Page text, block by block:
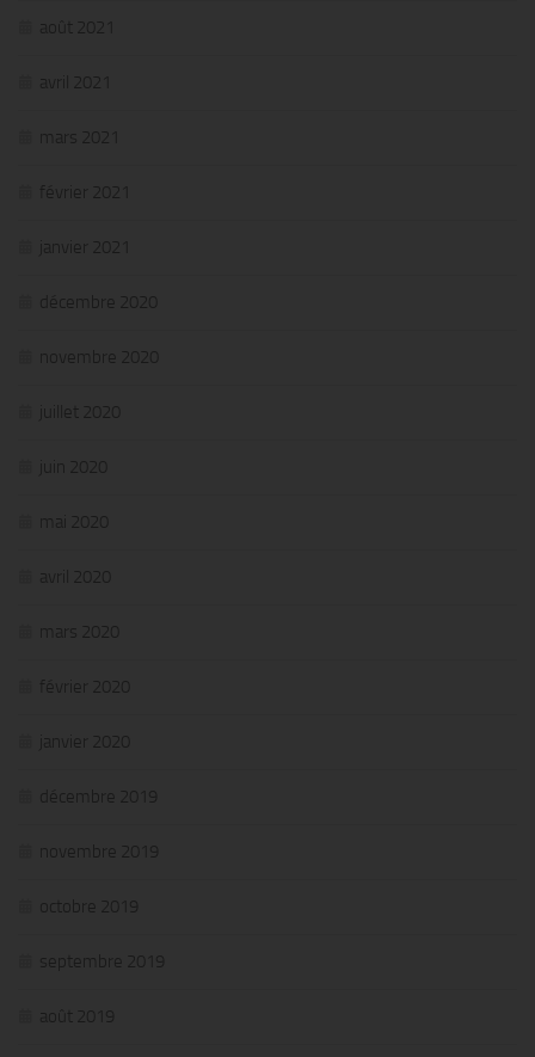
août 2021
avril 2021
mars 2021
février 2021
janvier 2021
décembre 2020
novembre 2020
juillet 2020
juin 2020
mai 2020
avril 2020
mars 2020
février 2020
janvier 2020
décembre 2019
novembre 2019
octobre 2019
septembre 2019
août 2019